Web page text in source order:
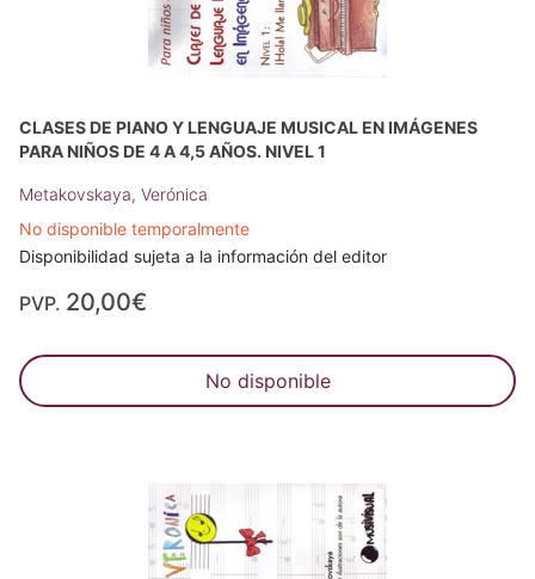
CLASES DE PIANO Y LENGUAJE MUSICAL EN IMÁGENES
PARA NIÑOS DE 4 A 4,5 AÑOS. NIVEL 1
Metakovskaya, Verónica
No disponible temporalmente
Disponibilidad sujeta a la información del editor
PVP. 20,00€
No disponible